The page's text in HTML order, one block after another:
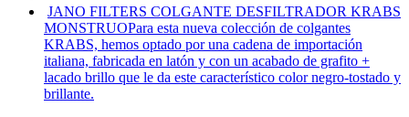
JANO FILTERS COLGANTE DESFILTRADOR KRABS
MONSTRUOPara esta nueva colección de colgantes
KRABS, hemos optado por una cadena de importación
italiana, fabricada en latón y con un acabado de grafito +
lacado brillo que le da este característico color negro-tostado y
brillante.